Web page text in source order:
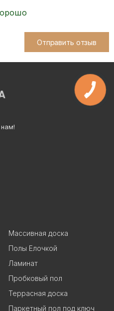
Отправить отзыв
Массивная доска
Полы Елочкой
Ламинат
Пробковый пол
Террасная доска
Паркетный пол под ключ